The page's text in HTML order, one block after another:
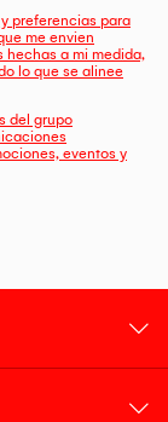
preferencias para
me envien
hechas a mi medida,
lo que se alinee
del grupo
eventos y